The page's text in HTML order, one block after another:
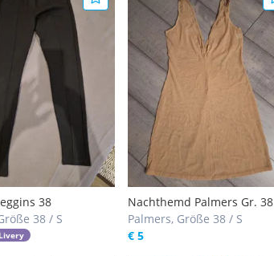
38
38 / S
Nachthemd Palmers Gr. 38
Palmers, Größe 38 / S
€ 5